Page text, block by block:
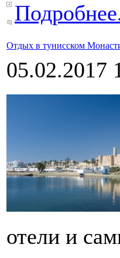
Отдых в тунисском
05.02.2017
отели и